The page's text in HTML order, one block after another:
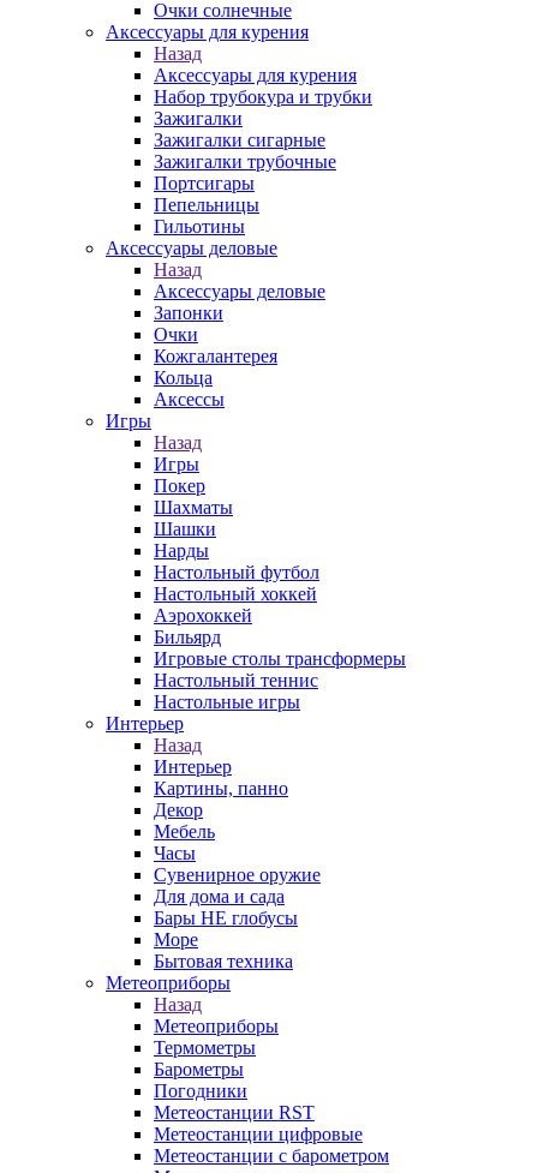
Очки солнечные
Аксессуары для курения
Назад
Аксессуары для курения
Набор трубокура и трубки
Зажигалки
Зажигалки сигарные
Зажигалки трубочные
Портсигары
Пепельницы
Гильотины
Аксессуары деловые
Назад
Аксессуары деловые
Запонки
Очки
Кожгалантерея
Кольца
Аксессы
Игры
Назад
Игры
Покер
Шахматы
Шашки
Нарды
Настольный футбол
Настольный хоккей
Аэрохоккей
Бильярд
Игровые столы трансформеры
Настольный теннис
Настольные игры
Интерьер
Назад
Интерьер
Картины, панно
Декор
Мебель
Часы
Сувенирное оружие
Для дома и сада
Бары НЕ глобусы
Море
Бытовая техника
Метеоприборы
Назад
Метеоприборы
Термометры
Барометры
Погодники
Метеостанции RST
Метеостанции цифровые
Метеостанции с барометром